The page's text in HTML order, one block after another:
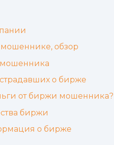
обзор
о бирже
от биржи мошенника?
биржи
о бирже